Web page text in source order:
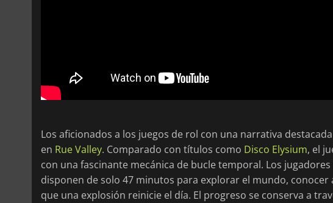
Los aficionados a los juegos de rol con una narrativa
en Rue Valley. Comparado con títulos como Disco Elysium, el
con una fascinante mecánica de bucle temporal. Los
disponen de solo 47 minutos para explorar el mundo,
que una explosión reinicie el día. El progreso se conserva a